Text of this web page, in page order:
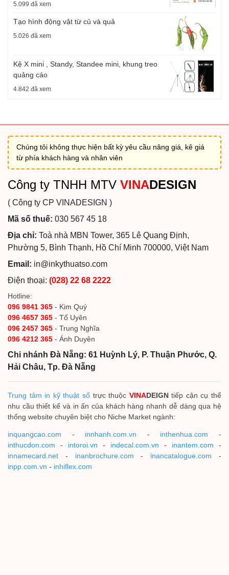
5.099 đã xem
Tạo hình động vật từ củ và quả
5.026 đã xem
Kệ X mini , Standy, Standee mini, khung treo
quảng cáo
4.842 đã xem
Chúng tôi không thực hiện bất kỳ yêu cầu nâng giá, kê giá
từ phía khách hàng và nhân viên
Công ty TNHH MTV VINADESIGN
( Công ty CP VINADESIGN )
Mã số thuế: 030 567 45 18
Địa chỉ: Toà nhà MBN Tower, 365 Lê Quang Định,
Phường 5, Bình Thạnh, Hồ Chí Minh 700000, Việt Nam
Email: in@inkythuatso.com
Điện thoại: (028) 22 68 2222
Hotline:
096 9841 365 - Kim Quý
096 4657 365 - Tố Uyên
096 2457 365 - Trung Nghĩa
096 4212 365 - Ánh Duyên
Chi nhánh Đà Nẵng: 61 Huỳnh Lý, P. Thuận Phước, Q.
Hải Châu, Tp. Đà Nẵng
Trung tâm in kỹ thuật sốtrực thuộc VINADEIGNtiếp cận cụ thể
nhu cầu thiết kế và in ấn của khách hàng nhanh dễ dàng qua hệ
thống website chuyên biệt cho Niche Market ngành:
inquangcao.com - innhanh.com.vn - inthenhua.com -
inthucdon.com - intoroi.vn - indecal.com.vn - inantem.com -
innamecard.net - inanbrochure.com - inancatalogue.com -
inpp.com.vn - inhiflex.com